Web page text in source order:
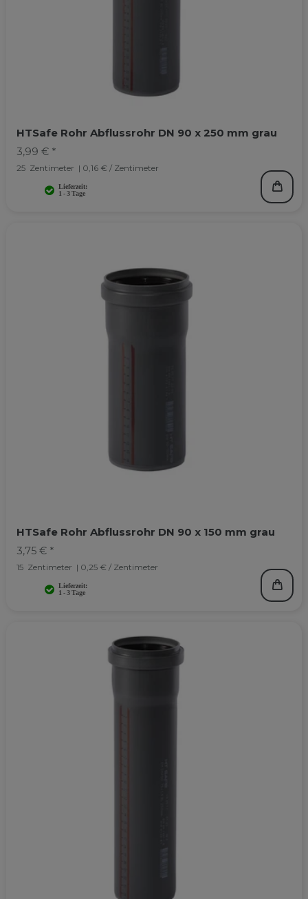
HTSafe Rohr Abflussrohr DN 90 x 250 mm grau
3,99 € *
25 Zentimeter | 0,16 € / Zentimeter
HTSafe Rohr Abflussrohr DN 90 x 150 mm grau
3,75 € *
15 Zentimeter | 0,25 € / Zentimeter